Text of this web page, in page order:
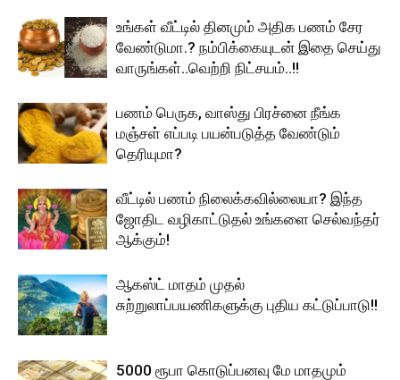
உங்கள் வீட்டில் தினமும் அதிக பணம் சேர
வேண்டுமா.? நம்பிக்கையுடன் இதை செய்து
வாருங்கள்..வெற்றி நிட்சயம்..!!
பணம் பெருக, வாஸ்து பிரச்னை நீங்க
மஞ்சள் எப்படி பயன்படுத்த வேண்டும்
தெரியுமா?
வீட்டில் பணம் நிலைக்கவில்லையா? இந்த
ஜோதிட வழிகாட்டுதல் உங்களை செல்வந்தர்
ஆக்கும்!
ஆகஸ்ட் மாதம் முதல்
சுற்றுலாப்பயணிகளுக்கு புதிய கட்டுப்பாடு!!
5000 ரூபா கொடுப்பனவு மே மாதமும்